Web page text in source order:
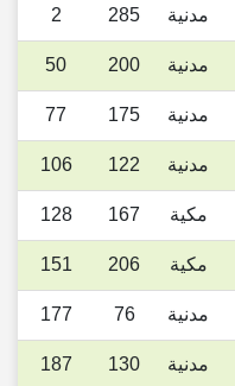
مدنية 285
2
مدنية 200
50
مدنية 175
77
مدنية 122
106
مكية 167
128
مكية 206
151
مدنية 76
177
مدنية 130
187